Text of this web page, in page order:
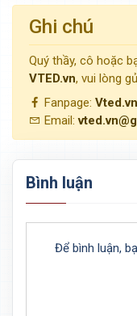
Ghi chú
Quý thầy, cô hoặc
VTED.vn, vui lòng
Fanpage:
Email:
Bình luận
Để bình luận,